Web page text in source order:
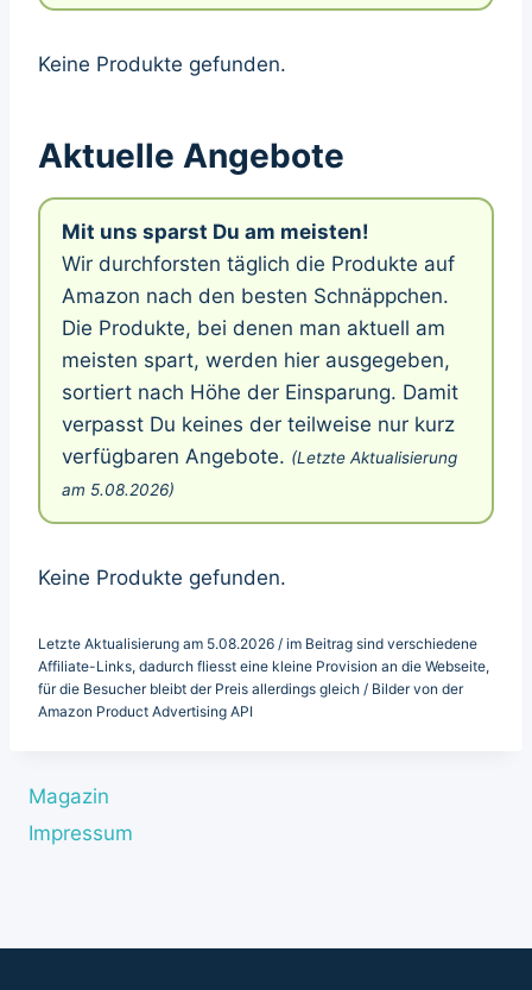
Keine Produkte gefunden.
Aktuelle Angebote
Mit uns sparst Du am meisten!
Wir durchforsten täglich die Produkte auf
Amazon nach den besten Schnäppchen.
Die Produkte, bei denen man aktuell am
meisten spart, werden hier ausgegeben,
sortiert nach Höhe der Einsparung. Damit
verpasst Du keines der teilweise nur kurz
verfügbaren Angebote. (Letzte Aktualisierung
am 5.08.2026)
Keine Produkte gefunden.
Letzte Aktualisierung am 5.08.2026 / im Beitrag sind verschiedene
Affiliate-Links, dadurch fliesst eine kleine Provision an die Webseite,
für die Besucher bleibt der Preis allerdings gleich / Bilder von der
Amazon Product Advertising API
Magazin
Impressum